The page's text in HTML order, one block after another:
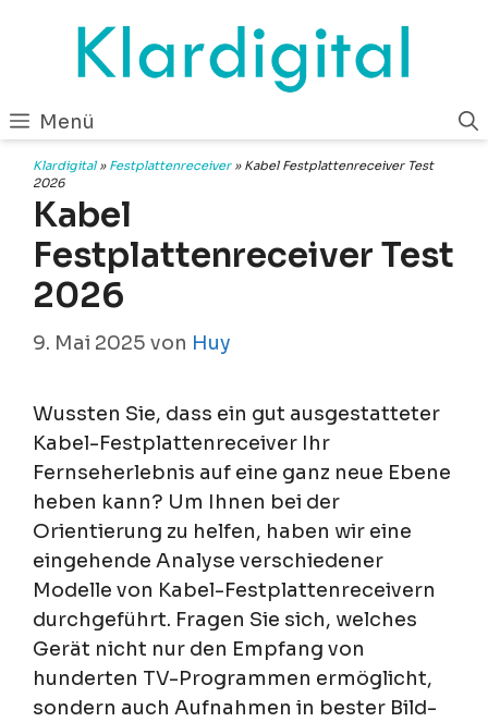
springen
Menü
Klardigital» Festplattenreceiver» Kabel Festplattenreceiver Test
2026
Kabel
Festplattenreceiver Test
2026
9. Mai 2025 von Huy
Wussten Sie, dass ein gut ausgestatteter
Kabel-Festplattenreceiver Ihr
Fernseherlebnis auf eine ganz neue Ebene
heben kann? Um Ihnen bei der
Orientierung zu helfen, haben wir eine
eingehende Analyse verschiedener
Modelle von Kabel-Festplattenreceivern
durchgeführt. Fragen Sie sich, welches
Gerät nicht nur den Empfang von
hunderten TV-Programmen ermöglicht,
sondern auch Aufnahmen in bester Bild-